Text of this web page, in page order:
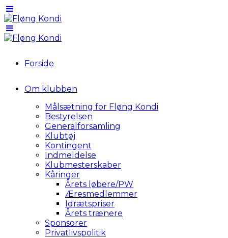
Forside
Om klubben
Målsætning for Fløng Kondi
Bestyrelsen
Generalforsamling
Klubtøj
Kontingent
Indmeldelse
Klubmesterskaber
Kåringer
Årets løbere/PW
Æresmedlemmer
Idrætspriser
Årets trænere
Sponsorer
Privatlivspolitik